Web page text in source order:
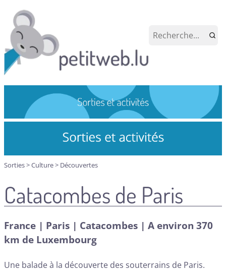
Sorties>Culture> Découvertes
Catacombes de Paris
France | Paris | Catacombes | A environ 370
km de Luxembourg
Une balade à la découverte des souterrains de Paris.